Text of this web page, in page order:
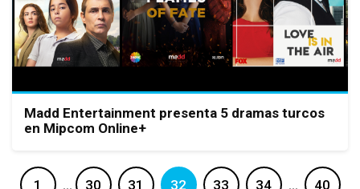
Madd Entertainment presenta 5 dramas turcos
en Mipcom Online+
1 … 30 31 32 33 34 … 40